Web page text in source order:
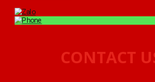
CONTACT